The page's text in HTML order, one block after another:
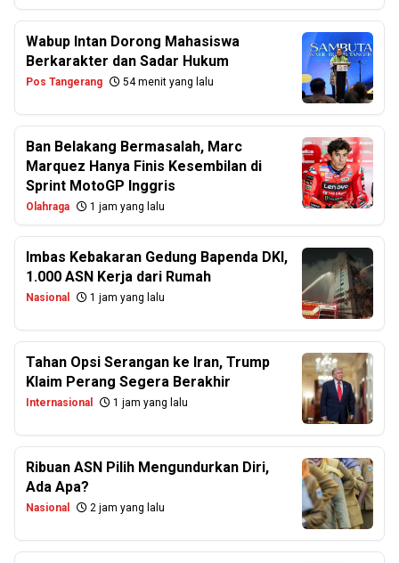
Wabup Intan Dorong Mahasiswa
Berkarakter dan Sadar Hukum
Pos Tangerang 54 menit yang lalu
Ban Belakang Bermasalah, Marc
Marquez Hanya Finis Kesembilan di
Sprint MotoGP Inggris
Olahraga 1 jam yang lalu
Imbas Kebakaran Gedung Bapenda DKI,
1.000 ASN Kerja dari Rumah
Nasional 1 jam yang lalu
Tahan Opsi Serangan ke Iran, Trump
Klaim Perang Segera Berakhir
Internasional 1 jam yang lalu
Ribuan ASN Pilih Mengundurkan Diri,
Ada Apa?
Nasional 2 jam yang lalu